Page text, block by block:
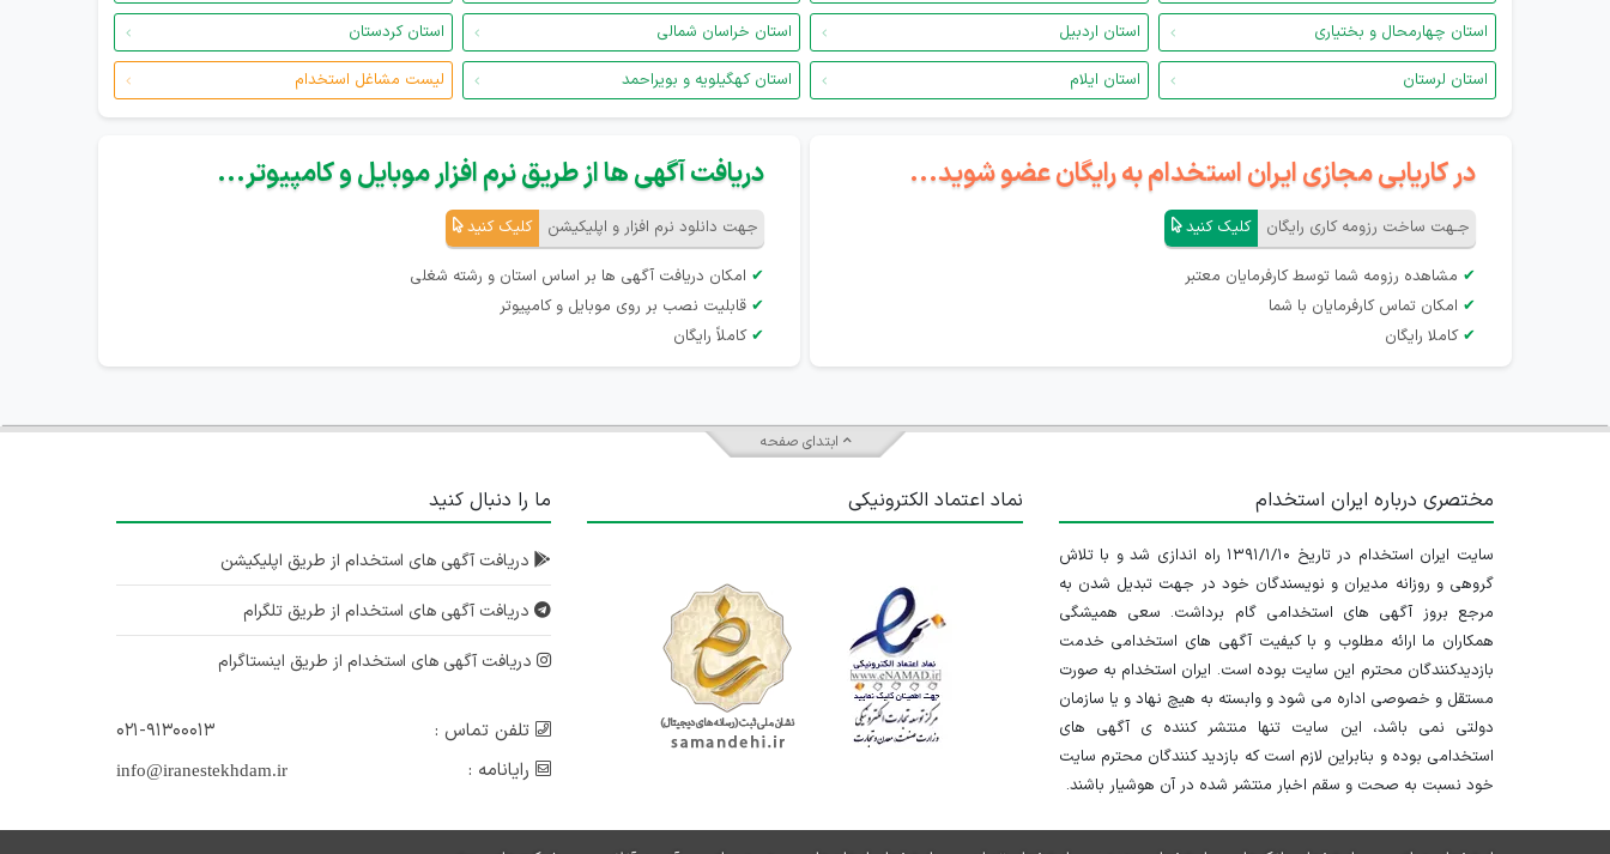
استان چهارمحال و بختیاری
استان اردبیل استان خراسان شمالی
استان کردستان
استان لرستان
استان ایلام استان کهگیلویه و بویراحمد لیست مشاغل استخدام
در کاریابی مجازی ایران استخدام به رایگان عضو شوید...
جـهت ساخت رزومه کاری رایگان کلیک کنید
✔ مشاهده رزومه شما توسط کارفرمایان معتبر
✔ امکان تماس کارفرمایان با شما
✔ کاملا رایگان
دریافت آگهی ها از طریق نرم افزار موبایل و کامپیوتر...
جهت دانلود نرم افزار و اپلیکیشن کلیک کنید
✔ امکان دریافت آگهی ها بر اساس استان و رشته شغلی
✔ قابلیت نصب بر روی موبایل و کامپیوتر
✔ کاملاً رایگان
ابتدای صفحه
مختصری درباره ایران استخدام
سایت ایران استخدام در تاریخ ۱۳۹۱/۱/۱۰ راه اندازی شد و با تلاش
گروهی و روزانه مدیران و نویسندگان خود در جهت تبدیل شدن به
مرجع بروز آگهی های استخدامی گام برداشت. سعی همیشگی
همکاران ما ارائه مطلوب و با کیفیت آگهی های استخدامی خدمت
بازدیدکنندگان محترم این سایت بوده است. ایران استخدام به صورت
مستقل و خصوصی اداره می شود و وابسته به هیچ نهاد و یا سازمان
دولتی نمی باشد، این سایت تنها منتشر کننده ی آگهی های
استخدامی بوده و بنابراین لازم است که بازدید کنندگان محترم سایت
خود نسبت به صحت و سقم اخبار منتشر شده در آن هوشیار باشند.
نماد اعتماد الکترونیکی ما را دنبال کنید
دریافت آگهی های استخدام از طریق اپلیکیشن
دریافت آگهی های استخدام از طریق تلگرام
دریافت آگهی های استخدام از طریق اینستاگرام
تلفن تماس :
۰۲۱-۹۱۳۰۰۰۱۳
رایانامه :
info@iranestekhdam.ir